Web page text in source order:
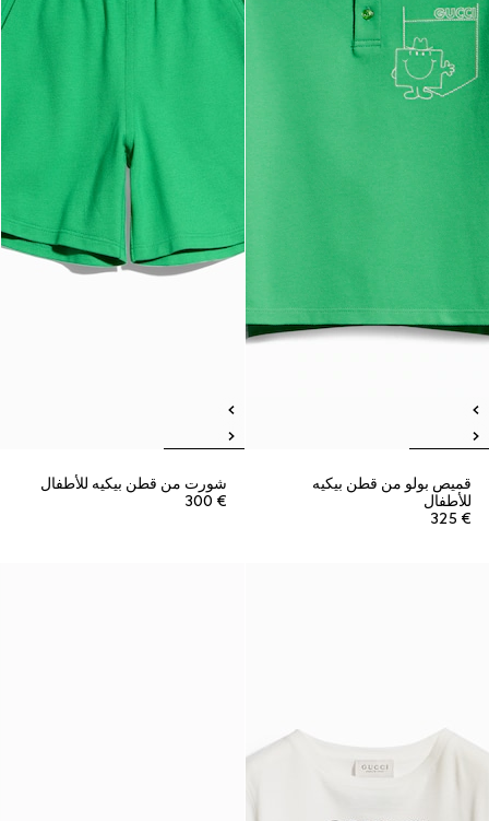
قميص بولو من قطن بيكيه
للأطفال
€ 325
شورت من قطن بيكيه للأطفال
€ 300